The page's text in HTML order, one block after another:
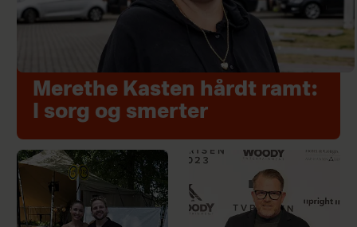
Merethe Kasten hårdt ramt:
I sorg og smerter